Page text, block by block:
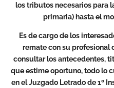
los tributos necesarios para
primaria) hasta el
Es de cargo de los
remate con su profesional
consultar los antecedentes,
que estime oportuno, todo lo
en el Juzgado Letrado de 1º